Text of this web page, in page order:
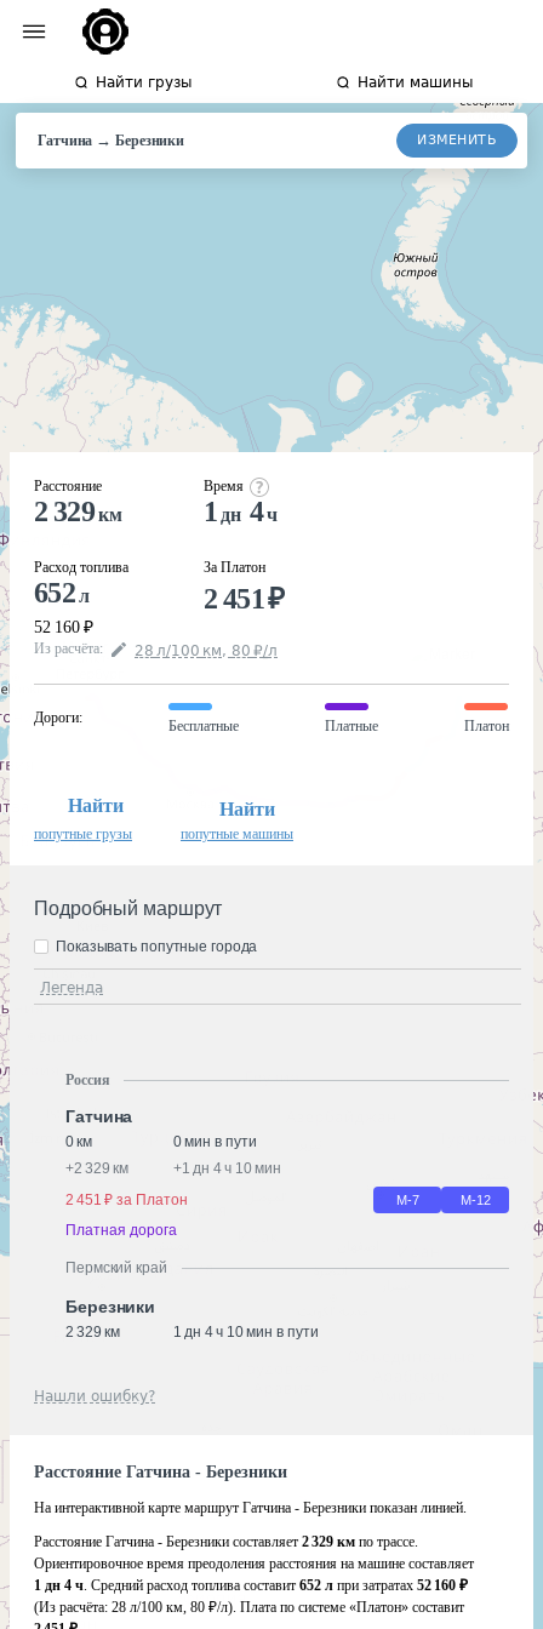
Найти грузы Найти машины
Гатчина →Березники ИЗМЕНИТЬ
Расстояние
2 329км
Расход топлива
652л
52 160 ₽
Время
1 дн 4ч
За Платон
2 451₽
Из расчёта: 28 л/100 км, 80 ₽/л
Дороги:
Бесплатные Платные Платон
Найти
попутные грузы
Найти
попутные машины
Подробный маршрут
Легенда
Показывать попутные города
Россия
Гатчина
0 км
0 мин в пути
+2 329 км +1 дн 4 ч 10 мин
2 451 ₽ за Платон
М-7 М-12
Платная дорога
Пермский край
Березники
2 329 км 1 дн 4 ч 10 мин в пути
Нашли ошибку?
Расстояние Гатчина - Березники
На интерактивной карте маршрут Гатчина - Березники показан линией.
Расстояние Гатчина - Березники составляет 2 329 км по трассе.
Ориентировочное время преодоления расстояния на машине составляет
1 дн 4 ч. Средний расход топлива составит 652 л при затратах 52 160 ₽
(Из расчёта: 28 л/100 км, 80 ₽/л). Плата по системе «Платон» составит